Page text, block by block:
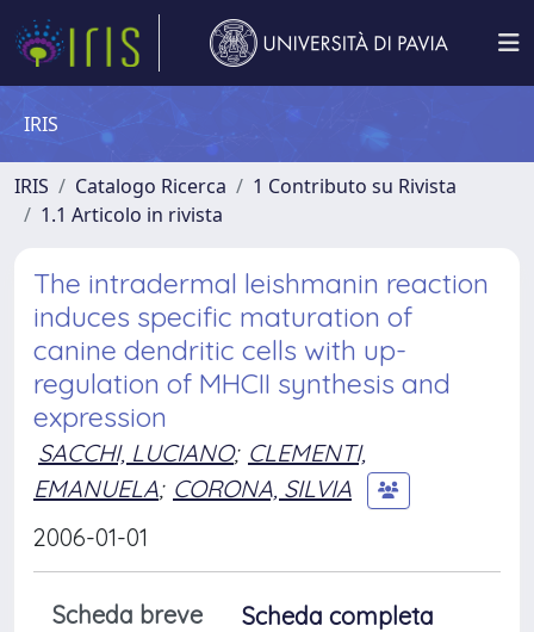
IRIS
IRIS Catalogo Ricerca
1 Contributo su Rivista
1.1 Articolo in rivista
The intradermal leishmanin reaction
induces specific maturation of
canine dendritic cells with up-
regulation of MHCII synthesis and
expression
SACCHI, LUCIANO; CLEMENTI,
EMANUELA; CORONA, SILVIA
2006-01-01
Scheda breve
Scheda completa